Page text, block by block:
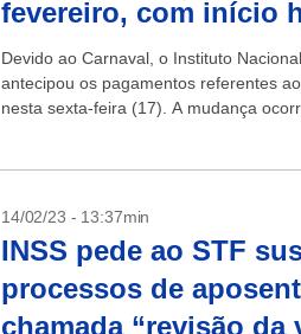
fevereiro, com início
Devido ao Carnaval, o Instituto
antecipou os pagamentos referentes
nesta sexta-feira (17). A mudança
14/02/23 - 13:37min
INSS pede ao STF
processos de
chamada “revisão da